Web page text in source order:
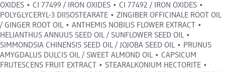
OXIDES • CI 77499 / IRON OXIDES • CI 77492 / IRON OXIDES •
POLYGLYCERYL-3 DIISOSTEARATE • ZINGIBER OFFICINALE ROOT OIL
/ GINGER ROOT OIL • ANTHEMIS NOBILIS FLOWER EXTRACT •
HELIANTHUS ANNUUS SEED OIL / SUNFLOWER SEED OIL •
SIMMONDSIA CHINENSIS SEED OIL / JOJOBA SEED OIL • PRUNUS
AMYGDALUS DULCIS OIL / SWEET ALMOND OIL • CAPSICUM
FRUTESCENS FRUIT EXTRACT • STEARALKONIUM HECTORITE •